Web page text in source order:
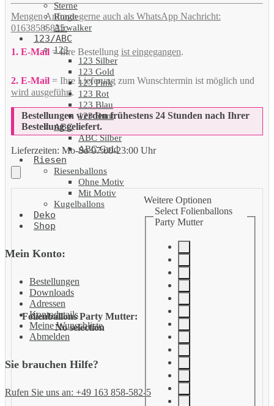
Sterne
Runde
Airwalker
123/ABC
123
123 Silber
123 Gold
123 Pink
123 Rot
123 Blau
123 Bunt
ABC
ABC Silber
ABC Gold
Riesen
Riesenballons
Ohne Motiv
Mit Motiv
Kugelballons
Deko
Shop
Mein Konto:
Bestellungen
Downloads
Adressen
Kontodetails
Meine Wunschliste
Abmelden
Sie brauchen Hilfe?
Rufen Sie uns an: +49 163 858-582-5
Mengen Anfrage gerne auch als WhatsApp Nachricht:
01638585825.
1. E-Mail= Ihre Bestellung ist eingegangen.
2. E-Mail= Ihre Lieferung zum Wunschtermin ist möglich und
wird ausgeführt.
Bestellungen werden frühestens 24 Stunden nach Ihrer
Bestellung geliefert.
Lieferzeiten: Mo-So 07:00-23:00 Uhr
Folienballons Party Mutter:
No selection
Weitere Optionen
Select Folienballons
Party Mutter